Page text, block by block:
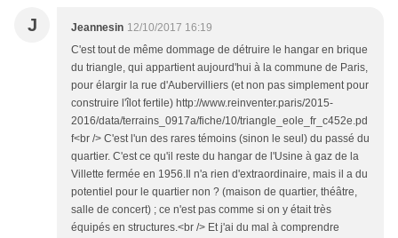
J Jeannesin 12/10/2017 16:19
C'est tout de même dommage de détruire le hangar en brique
du triangle, qui appartient aujourd'hui à la commune de Paris,
pour élargir la rue d'Aubervilliers (et non pas simplement pour
construire l'îlot fertile) http://www.reinventer.paris/2015-
2016/data/terrains_0917a/fiche/10/triangle_eole_fr_c452e.pd
f<br /> C'est l'un des rares témoins (sinon le seul) du passé du
quartier. C'est ce qu'il reste du hangar de l'Usine à gaz de la
Villette fermée en 1956.Il n'a rien d'extraordinaire, mais il a du
potentiel pour le quartier non ? (maison de quartier, théâtre,
salle de concert) ; ce n'est pas comme si on y était très
équipés en structures.<br /> Et j'ai du mal à comprendre